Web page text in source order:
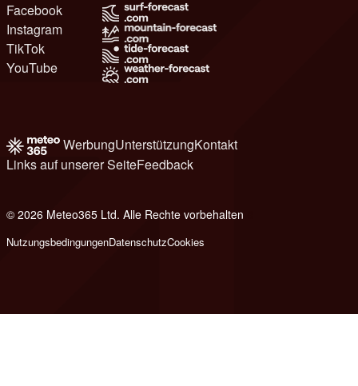
Facebook
Instagram
TikTok
YouTube
WerbungUnterstützungKontakt
Links auf unserer SeiteFeedback
© 2026 Meteo365 Ltd. Alle Rechte vorbehalten
NutzungsbedingungenDatenschutzCookies